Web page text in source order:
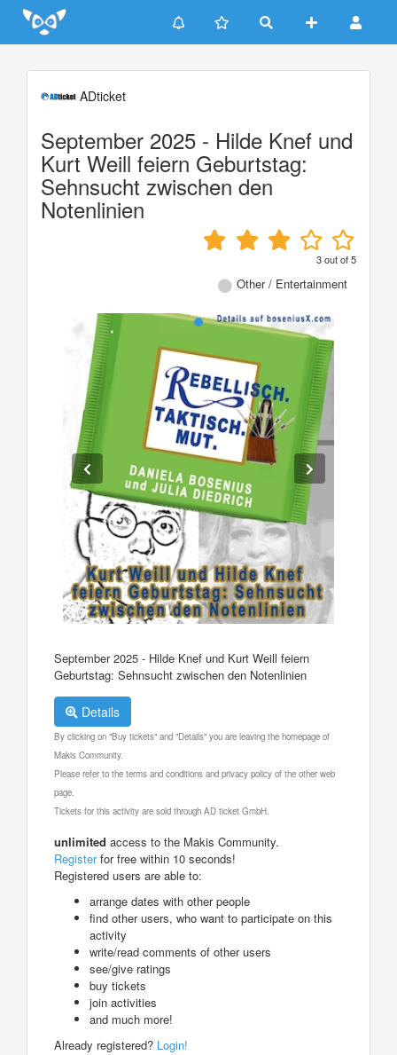
Update cookies preferences
ADticket
September 2025 - Hilde Knef und
Kurt Weill feiern Geburtstag:
Sehnsucht zwischen den
Notenlinien
3out of5
Other / Entertainment
September 2025 - Hilde Knef und Kurt Weill feiern
Geburtstag: Sehnsucht zwischen den Notenlinien
Details
By clicking on "Buy tickets" and "Details" you are leaving the homepage of
Makis Community.
Please refer to the terms and conditions and privacy policy of the other web
page.
Tickets for this activity are sold through AD ticket GmbH.
unlimited access to the Makis Community.
Registerfor free within 10 seconds!
Registered users are able to:
arrange dates with other people
find other users, who want to participate on this
activity
write/read comments of other users
see/give ratings
buy tickets
join activities
and much more!
Already registered? Login!